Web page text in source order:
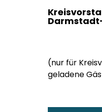
(nur für
geladene